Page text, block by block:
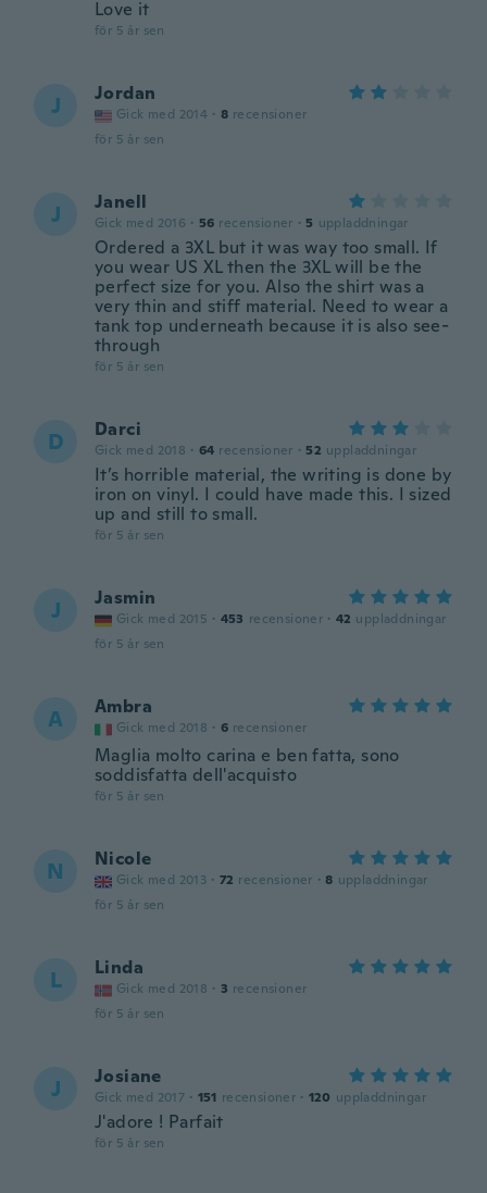
Love it
för 5 år sen
J Jordan
Gick med 2014 · 8 recensioner
för 5 år sen
J Janell
Gick med 2016 · 56 recensioner · 5 uppladdningar
Ordered a 3XL but it was way too small. If
you wear US XL then the 3XL will be the
perfect size for you. Also the shirt was a
very thin and stiff material. Need to wear a
tank top underneath because it is also see-
through
för 5 år sen
D Darci
Gick med 2018 · 64 recensioner · 52 uppladdningar
It’s horrible material, the writing is done by
iron on vinyl. I could have made this. I sized
up and still to small.
för 5 år sen
J Jasmin
Gick med 2015 · 453 recensioner · 42 uppladdningar
för 5 år sen
A Ambra
Gick med 2018 · 6 recensioner
Maglia molto carina e ben fatta, sono
soddisfatta dell'acquisto
för 5 år sen
N Nicole
Gick med 2013 · 72 recensioner · 8 uppladdningar
för 5 år sen
L Linda
Gick med 2018 · 3 recensioner
för 5 år sen
J Josiane
Gick med 2017 · 151 recensioner · 120 uppladdningar
J'adore ! Parfait
för 5 år sen